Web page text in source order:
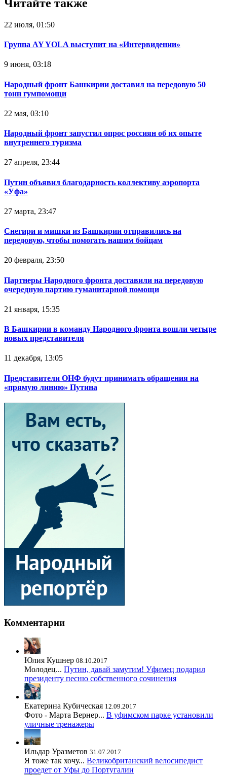
Читайте также
22 июля, 01:50
Группа AY YOLA выступит на «Интервидении»
9 июня, 03:18
Народный фронт Башкирии доставил на передовую 50
тонн гумпомощи
22 мая, 03:10
Народный фронт запустил опрос россиян об их опыте
внутреннего туризма
27 апреля, 23:44
Путин объявил благодарность коллективу аэропорта
«Уфа»
27 марта, 23:47
Снегири и мишки из Башкирии отправились на
передовую, чтобы помогать нашим бойцам
20 февраля, 23:50
Партнеры Народного фронта доставили на передовую
очередную партию гуманитарной помощи
21 января, 15:35
В Башкирии в команду Народного фронта вошли четыре
новых представителя
11 декабря, 13:05
Представители ОНФ будут принимать обращения на
«прямую линию» Путина
Комментарии
Юлия Кушнер 08.10.2017
Молодец... Путин, давай замутим! Уфимец подарил
президенту песню собственного сочинения
Екатерина Кубическая 12.09.2017
Фото - Марта Вернер... В уфимском парке установили
уличные тренажеры
Ильдар Уразметов 31.07.2017
Я тоже так хочу... Великобританский велосипедист
проедет от Уфы до Португалии